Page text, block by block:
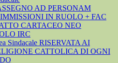
AD PERSONAM
IN RUOLO + FAC
CARTACEO NEO
IRC
Sindacale RISERVATA AI
CATTOLICA DI OGNI